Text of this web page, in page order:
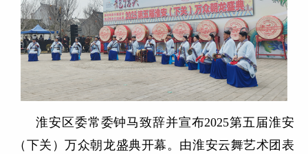
淮安区委常委钟马致辞并宣布2025第五届淮安
（下关）万众朝龙盛典开幕。由淮安云舞艺术团表